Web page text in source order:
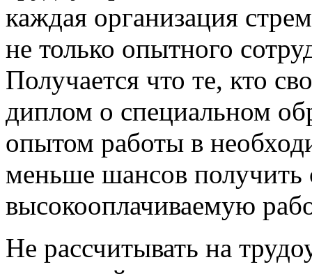
каждая организация
не только опытного
Получается что те, кто
диплом о специальном
опытом работы в
меньше шансов получить
высокооплачиваемую
Не рассчитывать на